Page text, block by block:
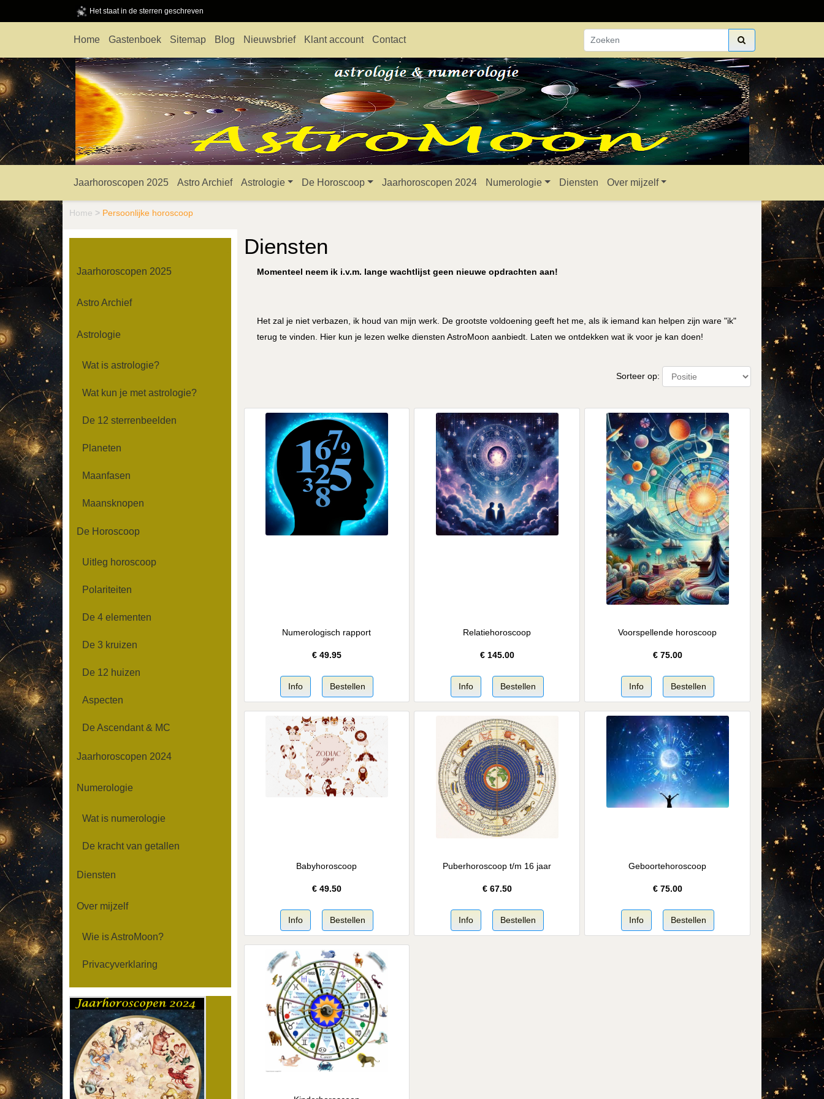
Het staat in de sterren geschreven
Home Gastenboek Sitemap Blog Nieuwsbrief Klant account Contact
Jaarhoroscopen 2025 Astro Archief Astrologie De Horoscoop Jaarhoroscopen 2024 Numerologie Diensten Over mijzelf
Home > Persoonlijke horoscoop
Jaarhoroscopen 2025
Astro Archief
Astrologie
Wat is astrologie?
Wat kun je met astrologie?
De 12 sterrenbeelden
Planeten
Maanfasen
Maansknopen
De Horoscoop
Uitleg horoscoop
Polariteiten
De 4 elementen
De 3 kruizen
De 12 huizen
Aspecten
De Ascendant & MC
Jaarhoroscopen 2024
Numerologie
Wat is numerologie
De kracht van getallen
Diensten
Over mijzelf
Wie is AstroMoon?
Privacyverklaring
Diensten
Momenteel neem ik i.v.m. lange wachtlijst geen nieuwe opdrachten aan!
Het zal je niet verbazen, ik houd van mijn werk. De grootste voldoening geeft het me, als ik iemand kan helpen zijn ware "ik"
terug te vinden. Hier kun je lezen welke diensten AstroMoon aanbiedt. Laten we ontdekken wat ik voor je kan doen!
Sorteer op:
Numerologisch rapport
€ 49.95
Relatiehoroscoop
€ 145.00
Voorspellende horoscoop
€ 75.00
Babyhoroscoop
€ 49.50
Puberhoroscoop t/m 16 jaar
€ 67.50
Geboortehoroscoop
€ 75.00